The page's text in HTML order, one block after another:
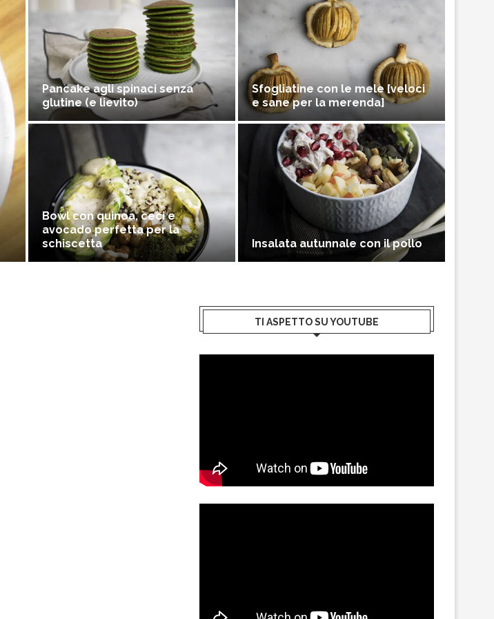
Pancake agli spinaci senza
glutine (e lievito)
Bowl con quinoa, ceci e
avocado perfetta per la
schiscetta
Sfogliatine con le mele [veloci
e sane per la merenda]
Insalata autunnale con il pollo
TI ASPETTO SU YOUTUBE